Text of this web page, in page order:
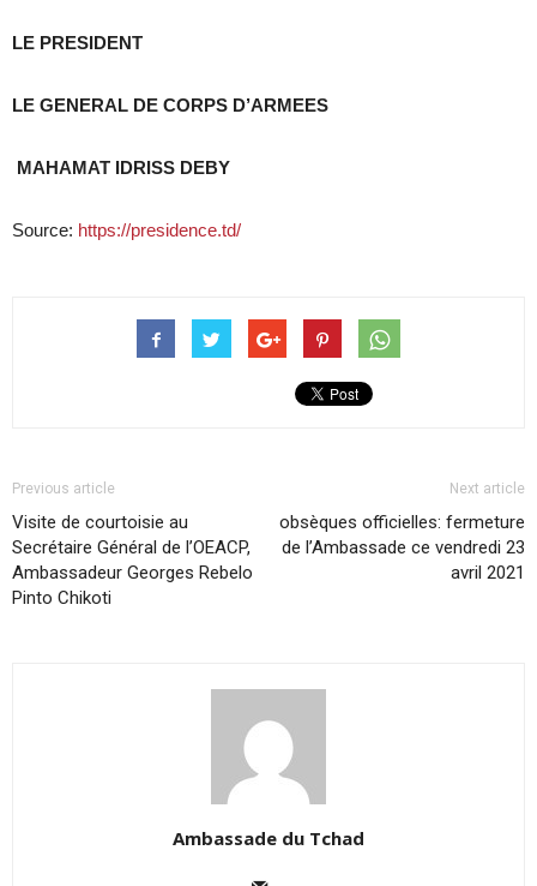
LE PRESIDENT
LE GENERAL DE CORPS D’ARMEES
MAHAMAT IDRISS DEBY
Source: https://presidence.td/
Previous article
Visite de courtoisie au
Secrétaire Général de l’OEACP,
Ambassadeur Georges Rebelo
Pinto Chikoti
Next article
obsèques officielles: fermeture
de l’Ambassade ce vendredi 23
avril 2021
Ambassade du Tchad